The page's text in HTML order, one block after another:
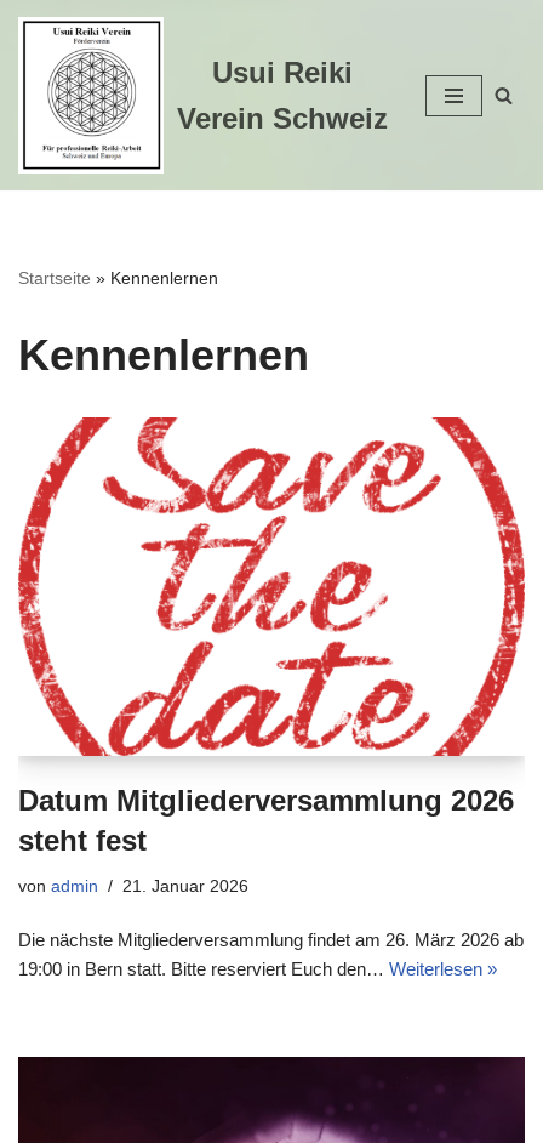
Zum
Inhalt
springen
Usui Reiki
Verein Schweiz
Startseite » Kennenlernen
Kennenlernen
Datum Mitgliederversammlung 2026
steht fest
von admin 21. Januar 2026
Die nächste Mitgliederversammlung findet am 26. März 2026 ab
19:00 in Bern statt. Bitte reserviert Euch den… Weiterlesen »